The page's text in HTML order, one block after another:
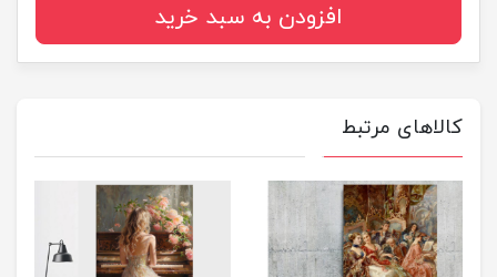
افزودن به سبد خرید
کالاهای مرتبط